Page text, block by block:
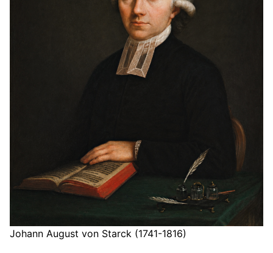
Johann August von Starck (1741-1816)